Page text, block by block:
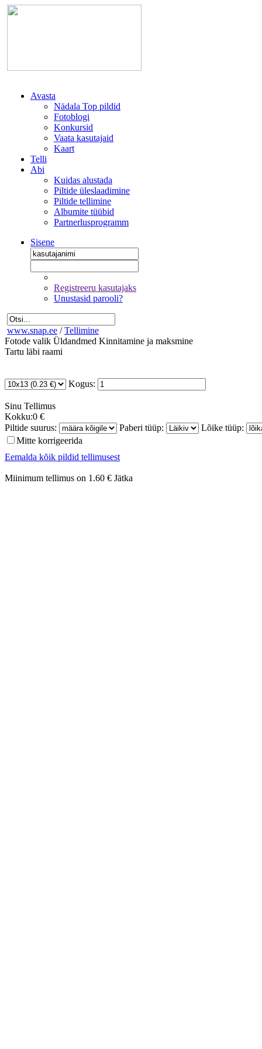
Avasta
Nädala Top pildid
Fotoblogi
Konkursid
Vaata kasutajaid
Kaart
Telli
Abi
Kuidas alustada
Piltide üleslaadimine
Piltide tellimine
Albumite tüübid
Partnerlusprogramm
Sisene
Registreeru kasutajaks
Unustasid parooli?
www.snap.ee / Tellimine
Fotode valik Üldandmed Kinnitamine ja maksmine
Tartu läbi raami
Kogus:
Sinu Tellimus
Kokku:0 €
Piltide suurus:
Paberi tüüp:
Lõike tüüp:
Mitte korrigeerida
Eemalda kõik pildid tellimusest
Miinimum tellimus on 1.60 € Jätka